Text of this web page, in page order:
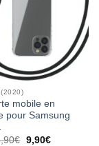
mobile en
pour Samsung
€ 9,90€